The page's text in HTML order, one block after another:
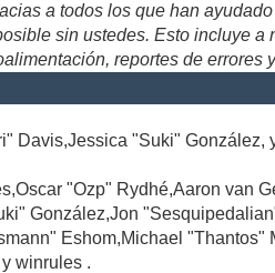
a todos los que han
sin ustedes. Esto incluye
reportes de errores
Davis,Jessica "Suki" González,
"Ozp" Rydhé,Aaron van
González,Jon
Eshom,Michael
winrules .